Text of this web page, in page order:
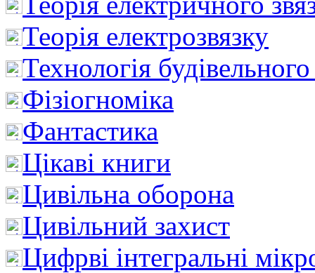
Теорія електрозвязку
Технологія
Фізіогноміка
Фантастика
Цікаві книги
Цивільна оборона
Цивільний захист
Цифрві інтегральні